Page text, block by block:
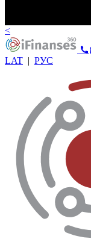
<
LAT | РУС